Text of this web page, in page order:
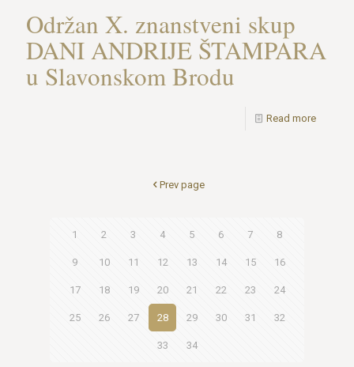
Održan X. znanstveni skup
DANI ANDRIJE ŠTAMPARA
u Slavonskom Brodu
Read more
Prev page
1 2 3 4 5 6 7 8
9 10 11 12 13 14 15 16
17 18 19 20 21 22 23 24
25 26 27 28 29 30 31 32
33 34